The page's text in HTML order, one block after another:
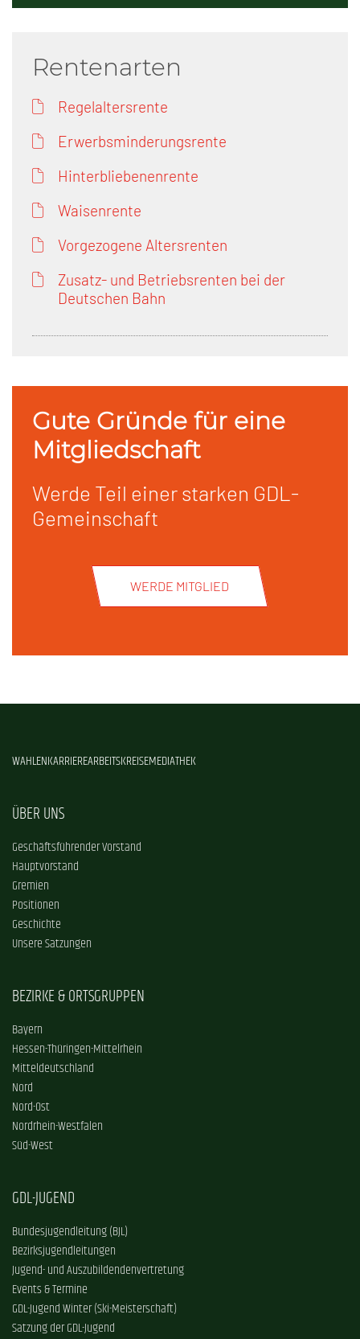
Rentenarten
Regelaltersrente
Erwerbsminderungsrente
Hinterbliebenenrente
Waisenrente
Vorgezogene Altersrenten
Zusatz- und Betriebsrenten bei der
Deutschen Bahn
Gute Gründe für eine
Mitgliedschaft
Werde Teil einer starken GDL-
Gemeinschaft
WERDE MITGLIED
WAHLENKARRIEREARBEITSKREISEMEDIATHEK
ÜBER UNS
Geschäftsführender Vorstand
Hauptvorstand
Gremien
Positionen
Geschichte
Unsere Satzungen
BEZIRKE & ORTSGRUPPEN
Bayern
Hessen-Thüringen-Mittelrhein
Mitteldeutschland
Nord
Nord-Ost
Nordrhein-Westfalen
Süd-West
GDL-JUGEND
Bundesjugendleitung (BJL)
Bezirksjugendleitungen
Jugend- und Auszubildendenvertretung
Events & Termine
GDL-Jugend Winter (Ski-Meisterschaft)
Satzung der GDL-Jugend